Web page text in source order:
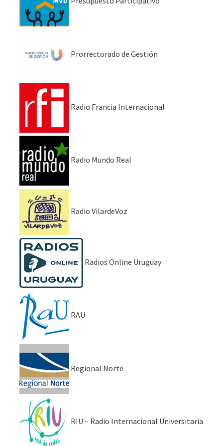
Prorrectorado de Gestión
Radio Francia Internacional
Radio Mundo Real
Radio VilardeVoz
Radios Online Uruguay
RAU
Regional Norte
RIU – Radio Internacional Universitaria